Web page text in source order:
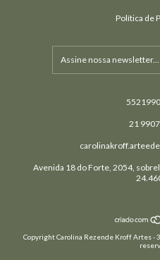
Política de
21
Avenida 18 do Forte, 2054,
Copyright Carolina Rezende Kroff Artes -